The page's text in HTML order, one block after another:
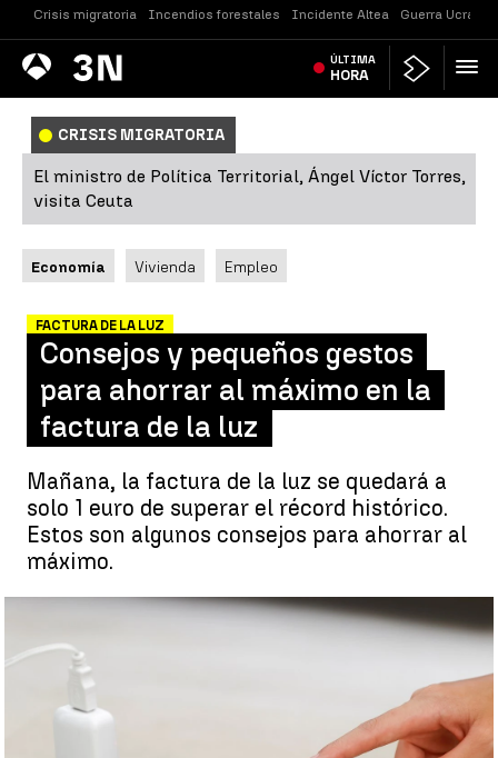
Crisis migratoria Incendios forestales Incidente Altea Guerra Ucrania
Antena
3 Noticias ÚLTIMA
HORA
CRISIS MIGRATORIA
El ministro de Política Territorial, Ángel Víctor Torres,
visita Ceuta
Economía Vivienda Empleo
FACTURA DE LA LUZ
Consejos y pequeños gestos
para ahorrar al máximo en la
factura de la luz
Mañana, la factura de la luz se quedará a
solo 1 euro de superar el récord histórico.
Estos son algunos consejos para ahorrar al
máximo.
Consejos para ahorrar en la factura de la luz |